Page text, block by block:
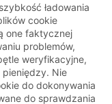
ładowania
cookie
one faktycznej
problemów,
weryfikacyjne,
pieniędzy. Nie
do dokonywania
do sprawdzania